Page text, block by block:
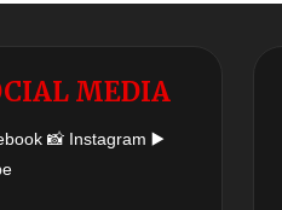
MEDIA
📸 Instagram ▶️